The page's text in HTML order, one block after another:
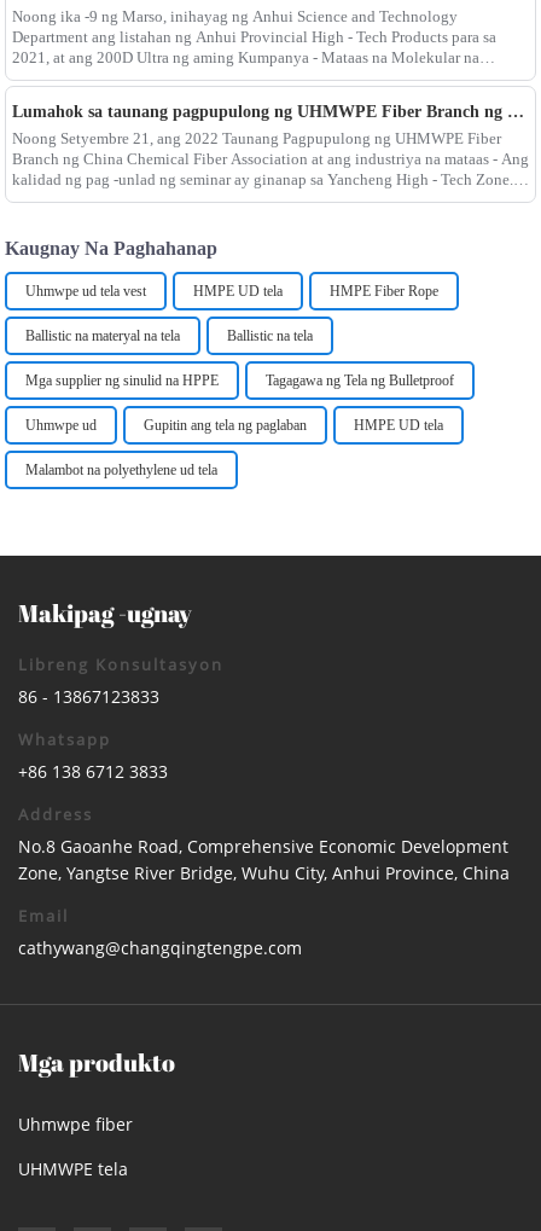
Noong ika -9 ng Marso, inihayag ng Anhui Science and Technology
Department ang listahan ng Anhui Provincial High - Tech Products para sa
2021, at ang 200D Ultra ng aming Kumpanya - Mataas na Molekular na
Timbang Polyethylene Fiber Product ay iginawad sa Provincial - Level High -
Lumahok sa taunang pagpupulong ng UHMWPE Fiber Branch ng China Chemical Fiber Association
Noong Setyembre 21, ang 2022 Taunang Pagpupulong ng UHMWPE Fiber
Branch ng China Chemical Fiber Association at ang industriya na mataas - Ang
kalidad ng pag -unlad ng seminar ay ginanap sa Yancheng High - Tech Zone.
Si Zhu Meifang, akademiko ng miyembro ng CAS, ay dumalo at de
Kaugnay Na Paghahanap
Uhmwpe ud tela vest HMPE UD tela HMPE Fiber Rope
Ballistic na materyal na tela Ballistic na tela
Mga supplier ng sinulid na HPPE Tagagawa ng Tela ng Bulletproof
Uhmwpe ud Gupitin ang tela ng paglaban HMPE UD tela
Malambot na polyethylene ud tela
Makipag -ugnay
Libreng Konsultasyon
86 - 13867123833
Whatsapp
+86 138 6712 3833
Address
No.8 Gaoanhe Road, Comprehensive Economic Development
Zone, Yangtse River Bridge, Wuhu City, Anhui Province, China
Email
cathywang@changqingtengpe.com
Mga produkto
Uhmwpe fiber
UHMWPE tela